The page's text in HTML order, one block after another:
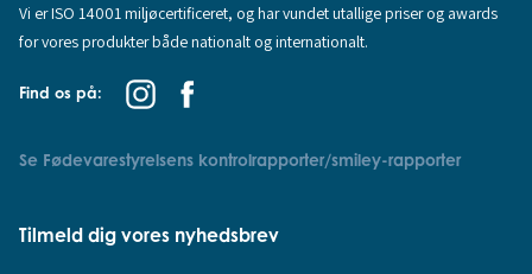
Vi er ISO 14001 miljøcertificeret, og har vundet utallige priser og awards
for vores produkter både nationalt og internationalt.
Find os på:
Se Fødevarestyrelsens kontrolrapporter/smiley-rapporter
Tilmeld dig vores nyhedsbrev